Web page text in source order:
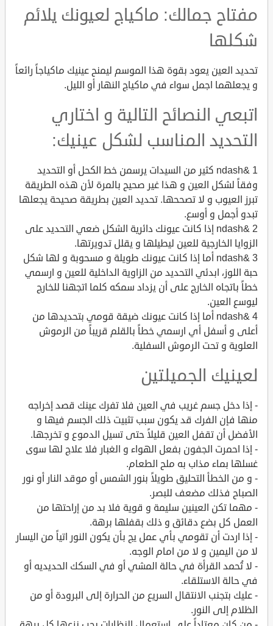
مفتاح جمالك: ماكياج لعيونك يلائم
شكلها
تحديد العين يعود بقوة هذا الموسم ليمنح عينيك ماكياجاً رائعاً
و يجعلهما اجمل سواء في ماكياج النهار أو الليل.
اتبعي النصائح التالية و اختاري
التحديد المناسب لشكل عينيك:
1 &ndash كثير من السيدات يرسمن خط الكحل أو التحديد
وفقاً لشكل العين و هذا غير صحيح بالمرة لأن هذه الطريقة
تبرز العيوب و لا تصححها. تحديد العين بطريقة صحيحة يجعلها
تبدو أجمل و أوسع.
2 &ndash إذا كانت عيونك دائرية الشكل ضعي التحديد على
الزوايا الخارجية للعين ليطيلها و يقلل تدويرتها.
3 &ndash أما إذا كانت عيونك طويلة و مسحوبة و لها شكل
حبة اللوز، ابدئي التحديد من الزاوية الداخلية للعين و ارسمي
خطاً باتجاه الخارج على أن يزداد سمكه كلما اتجهنا للخارج
ليوسع العين.
4 &ndash أما إذا كانت عيونك ضيقة قومي بتحديدها من
أعلى و أسفل أي ارسمي خطاً بالقلم قريباً من الرموش
العلوية و تحت الرموش السفلية.
لعينيك الجميلتين
- إذا دخل جسم غريب في العين فلا تفرك عينك قصد إخراجه
منها فإن الفرك قد يكون سبب تثبيت ذلك الجسم فيها و
الأفضل أن تقفل العين قليلاً حتى تسيل الدموع و تخرجها.
- إذا احمرت الجفون بفعل الهواء و الغبار فلا علاج لها سوى
غسلها بماء مذاب به ملح الطعام.
- و من الخطأ التحليق طويلاً بنور الشمس أو موقد النار أو نور
الصباح فذلك مضعف للبصر.
- مهما تكن العينين سليمة و قوية فلا بد من إراحتها من
العمل كل بضع دقائق و ذلك بقفلها برهة.
- إذا اردت أن تقومي بأي عمل يج بأن يكون النور اتياً من اليسار
لا من اليمين و لا من امام الوجه.
- لا تُحمد القرأة في حالة المشي أو في السكك الحديديه أو
في حالة الاستلقاء.
- عليك بتجنب الانتقال السريع من الحرارة إلى البرودة أو من
الظلام إلى النور.